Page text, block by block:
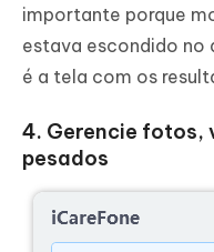
importante porque
estava escondido no
é a tela com os
4. Gerencie fotos,
pesados